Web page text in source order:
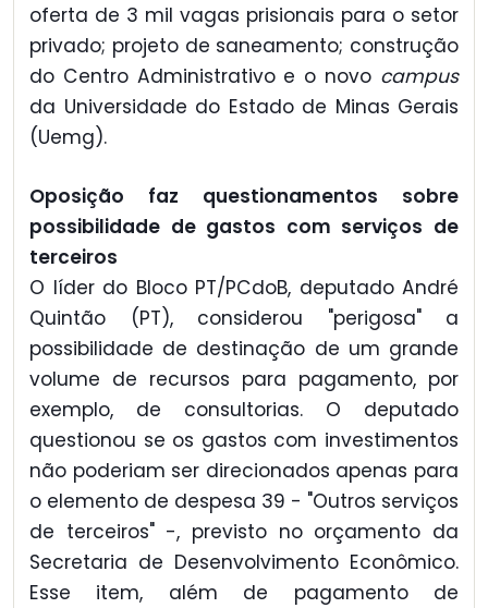
oferta de 3 mil vagas prisionais para o setor
privado; projeto de saneamento; construção
do Centro Administrativo e o novo campus
da Universidade do Estado de Minas Gerais
(Uemg).
Oposição faz questionamentos sobre
possibilidade de gastos com serviços de
terceiros
O líder do Bloco PT/PCdoB, deputado André
Quintão (PT), considerou "perigosa" a
possibilidade de destinação de um grande
volume de recursos para pagamento, por
exemplo, de consultorias. O deputado
questionou se os gastos com investimentos
não poderiam ser direcionados apenas para
o elemento de despesa 39 - "Outros serviços
de terceiros" -, previsto no orçamento da
Secretaria de Desenvolvimento Econômico.
Esse item, além de pagamento de